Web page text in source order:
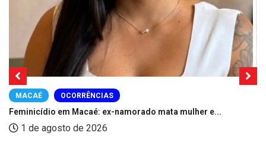
MACAÉ OCORRÊNCIAS
Feminicídio em Macaé: ex-namorado mata mulher e...
1 de agosto de 2026